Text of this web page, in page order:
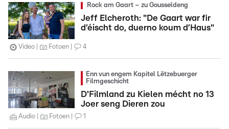
Rock am Gaart – zu Gousseldeng
Jeff Elcheroth: "De Gaart war fir
d’éischt do, duerno koum d’Haus"
Video Fotoen 4
Enn vun engem Kapitel Lëtzebuerger
Filmgeschicht
D'Filmland zu Kielen mécht no 13
Joer seng Dieren zou
Audio Fotoen 1